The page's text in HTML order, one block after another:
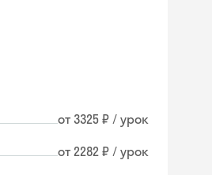
от 3325 ₽ / урок
от 2282 ₽ / урок